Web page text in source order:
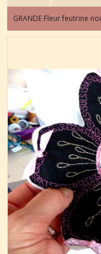
GRANDE Fleur feutrine